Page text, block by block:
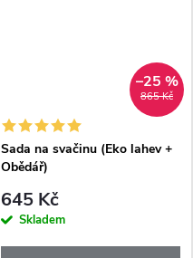
865 Kč
–25 %
Sada na svačinu (Eko lahev +
Obědář)
645 Kč
Skladem